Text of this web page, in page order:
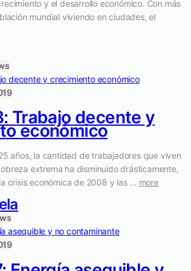
y el desarrollo económico. Con más
mundial viviendo en ciudades, el
Trabajo decente y
económico
años, la cantidad de trabajadores que viven
extrema ha disminuido drásticamente,
crisis económica de 2008 y las ... more